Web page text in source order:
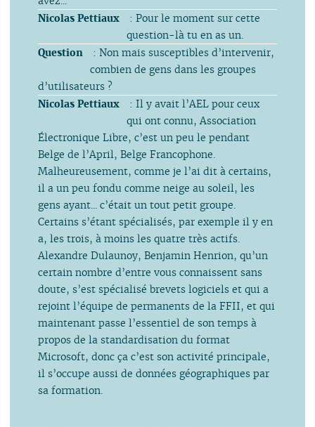
Nicolas Pettiaux
: Pour le moment sur cette
question-là tu en as un.
Question
: Non mais susceptibles d’intervenir,
combien de gens dans les groupes
d’utilisateurs ?
Nicolas Pettiaux
: Il y avait l’AEL pour ceux
qui ont connu, Association
Électronique Libre, c’est un peu le pendant
Belge de l’April, Belge Francophone.
Malheureusement, comme je l’ai dit à certains,
il a un peu fondu comme neige au soleil, les
gens ayant... c’était un tout petit groupe.
Certains s’étant spécialisés, par exemple il y en
a, les trois, à moins les quatre très actifs.
Alexandre Dulaunoy, Benjamin Henrion, qu’un
certain nombre d’entre vous connaissent sans
doute, s’est spécialisé brevets logiciels et qui a
rejoint l’équipe de permanents de la FFII, et qui
maintenant passe l’essentiel de son temps à
propos de la standardisation du format
Microsoft, donc ça c’est son activité principale,
il s’occupe aussi de données géographiques par
sa formation.